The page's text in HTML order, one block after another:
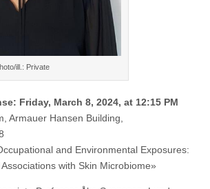
ill.: Private
Friday, March 8, 2024, at 12:15 PM
Armauer Hansen Building,
and Environmental Exposures:
with Skin Microbiome»